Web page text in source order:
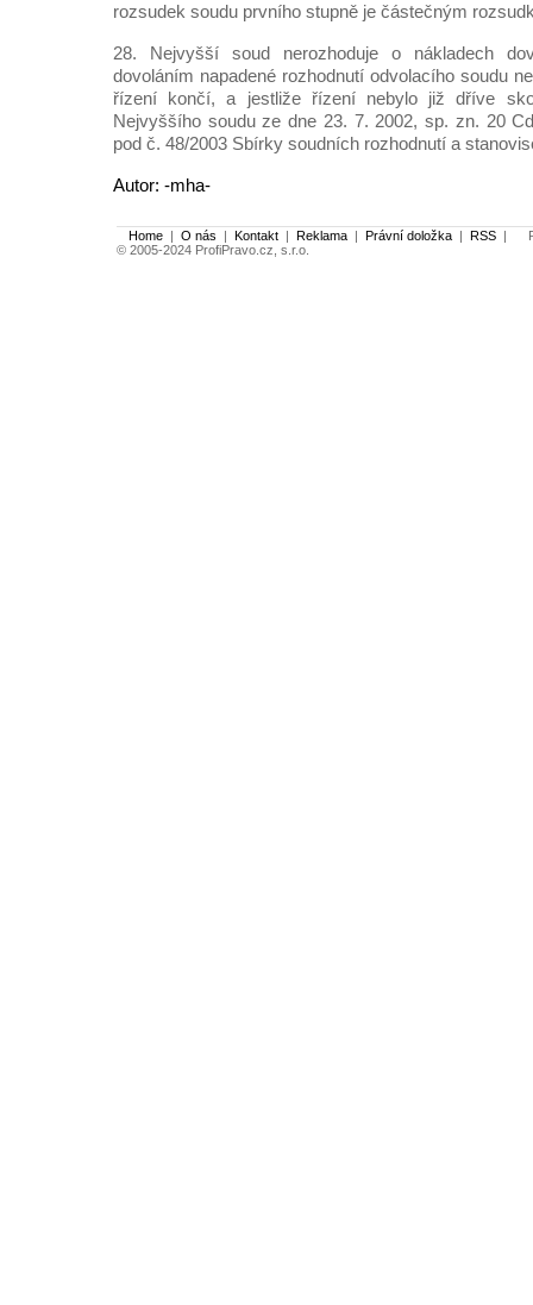
rozsudek soudu prvního stupně je částečným
28. Nejvyšší soud nerozhoduje o nákladech
dovoláním napadené rozhodnutí odvolacího soudu
řízení končí, a jestliže řízení nebylo již dříve
Nejvyššího soudu ze dne 23. 7. 2002, sp. zn. 20
pod č. 48/2003 Sbírky soudních rozhodnutí a
Autor: -mha-
Home | O nás | Kontakt | Reklama | Právní doložka | RSS |
© 2005-2024 ProfiPravo.cz, s.r.o.